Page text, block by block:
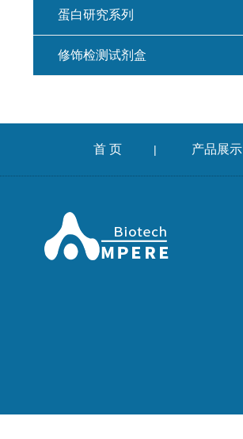
蛋白研究系列
修饰检测试剂盒
首 页 | 产品展示